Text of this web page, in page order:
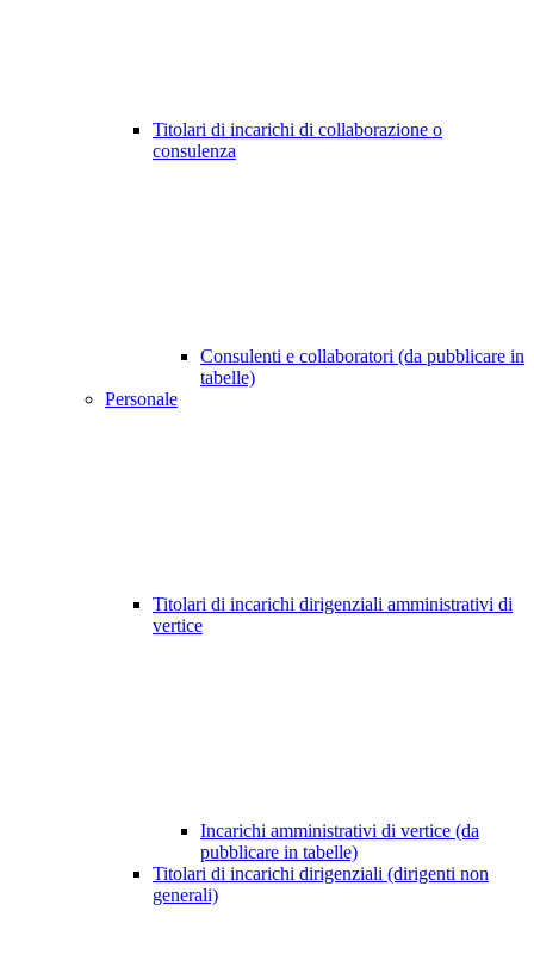
Titolari di incarichi di collaborazione o
consulenza
Consulenti e collaboratori (da pubblicare in
tabelle)
Personale
Titolari di incarichi dirigenziali amministrativi di
vertice
Incarichi amministrativi di vertice (da
pubblicare in tabelle)
Titolari di incarichi dirigenziali (dirigenti non
generali)